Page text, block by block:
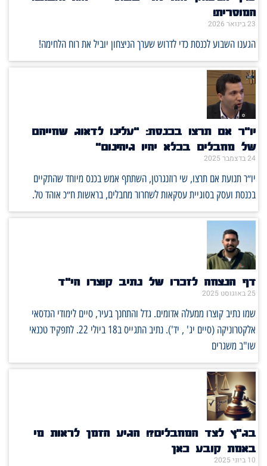
המוסרית!
23 בינואר 2026
הגענו השבוע לכנסת כדי לדרוש שערך הניצחון יוביל את רוח הלחימה!
יו״ר אם תרצו בכנסת: ״עלינו לדאוג שחייהם
של מחבלים בכלא יהיו גיהינום״
24 בדצמבר 2025
יו״ר תנועת אם תרצו, שי רוזנגרטן, השתתף אמש בכנס מיוחד שהתקיים
בכנסת ועסק בסוגיית עסקאות לשחרור מחבלים, בראשות ח״כ אוהד טל.
דף הנצחה לזכרו של נתיב קוצרו הי״ד
25 באוגוסט 2025
שמו נתיב קוצרו ממעלה אדומים. גדל והתחנך בעיר, סיים לימודי הנדסאי
אלקטרוניקה (סיים יג' , יד'). נתיב התגייס ב18 ביולי 22. לתפקיד טכנאי
שו"ב משגרים
בג"ץ לצד המחבלים?! הגיע הזמן לראות מי
באמת קובע כאן
10 ביוני 2025